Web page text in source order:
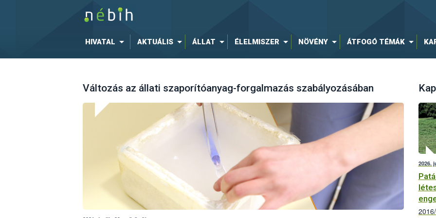
HIVATAL AKTUÁLIS ÁLLAT ÉLELMISZER NÖVÉNY ÁTFOGÓ TÉMÁK
Változás az állati szaporítóanyag-forgalmazás szabályozásában
2026.